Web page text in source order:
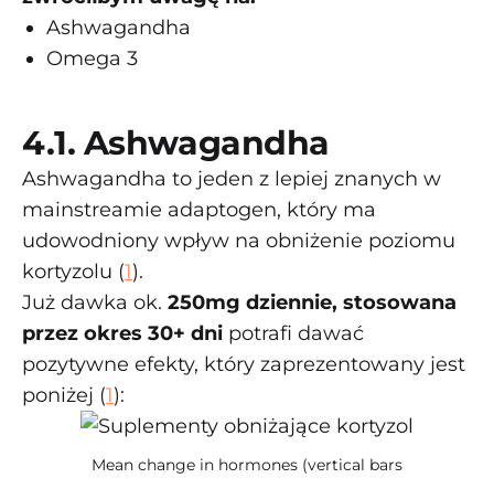
Ashwagandha
Omega 3
4.1. Ashwagandha
Ashwagandha to jeden z lepiej znanych w
mainstreamie adaptogen, który ma
udowodniony wpływ na obniżenie poziomu
kortyzolu (1).
Już dawka ok. 250mg dziennie, stosowana
przez okres 30+ dni potrafi dawać
pozytywne efekty, który zaprezentowany jest
poniżej (1):
Mean change in hormones (vertical bars